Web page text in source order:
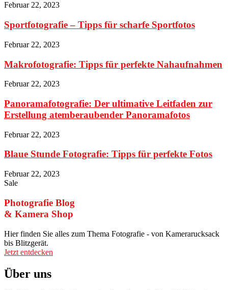
Februar 22, 2023
Sportfotografie – Tipps für scharfe Sportfotos
Februar 22, 2023
Makrofotografie: Tipps für perfekte Nahaufnahmen
Februar 22, 2023
Panoramafotografie: Der ultimative Leitfaden zur
Erstellung atemberaubender Panoramafotos
Februar 22, 2023
Blaue Stunde Fotografie: Tipps für perfekte Fotos
Februar 22, 2023
Sale
Photografie Blog
& Kamera Shop
Hier finden Sie alles zum Thema Fotografie - von Kamerarucksack
bis Blitzgerät.
Jetzt entdecken
Über uns